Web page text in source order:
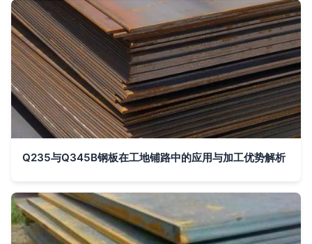
Q235与Q345B钢板在工地铺路中的应用与加工优势解析